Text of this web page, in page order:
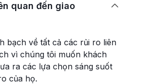
quan đến giao

bạch về tất cả các rủi ro liên
vì chúng tôi muốn khách
ra các lựa chọn sáng suốt
của họ.